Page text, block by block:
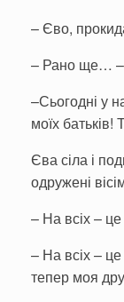
– Єво,
– Рано ще… –
–Сьогодні у
моїх батьків!
Єва сіла і
одружені
– На всіх –
– На всіх –
тепер моя